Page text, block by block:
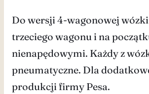
Do wersji 4-wagonowej
trzeciego wagonu i na
nienapędowymi. Każdy z
pneumatyczne. Dla
produkcji firmy Pesa.